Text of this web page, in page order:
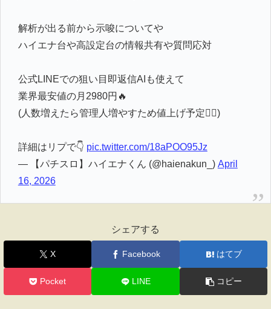
解析が出る前から示唆についてや
ハイエナ台や高設定台の情報共有や質問応対
公式LINEでの狙い目即返信AIも使えて
業界最安値の月2980円🔥
(人数増えたら管理人増やすため値上げ予定🙇‍♂️)
詳細はリプで👇 pic.twitter.com/18aPOO95Jz
— 【パチスロ】ハイエナくん (@haienakun_) April
16, 2026
シェアする
X Facebook はてブ
Pocket LINE コピー